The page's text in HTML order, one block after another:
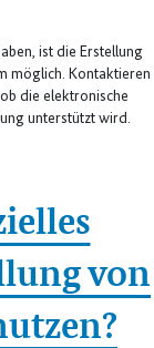
ist die Erstellung
möglich. Kontaktieren
die elektronische
unterstützt wird.
von